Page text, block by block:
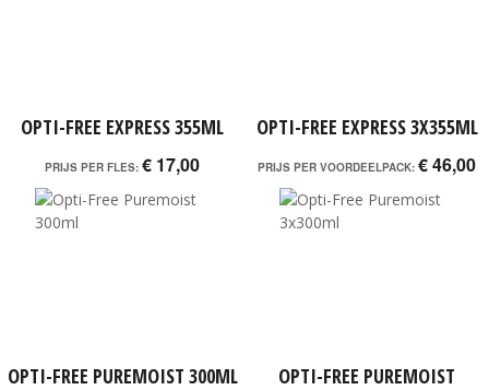
OPTI-FREE EXPRESS 355ML
PRIJS PER FLES: € 17,00
OPTI-FREE EXPRESS 3X355ML
PRIJS PER VOORDEELPACK: € 46,00
OPTI-FREE PUREMOIST 300ML
OPTI-FREE PUREMOIST